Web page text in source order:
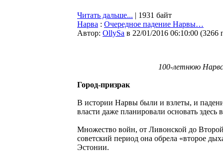
Читать дальше... | 1931 байт
Нарва : Очередное падение Нарвы…
Автор: OllySa в 22/01/2016 06:10:00 (3266
100-летнюю
Город-призрак
В истории Нарвы были и взлеты, и
власти даже планировали основать здесь
Множество войн, от Ливонской до
советский период она обрела «второе
Эстонии.